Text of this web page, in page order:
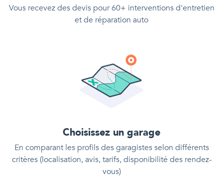
Vous recevez des devis pour 60+ interventions d'entretien
et de réparation auto
Choisissez un garage
En comparant les profils des garagistes selon différents
critères (localisation, avis, tarifs, disponibilité des rendez-
vous)